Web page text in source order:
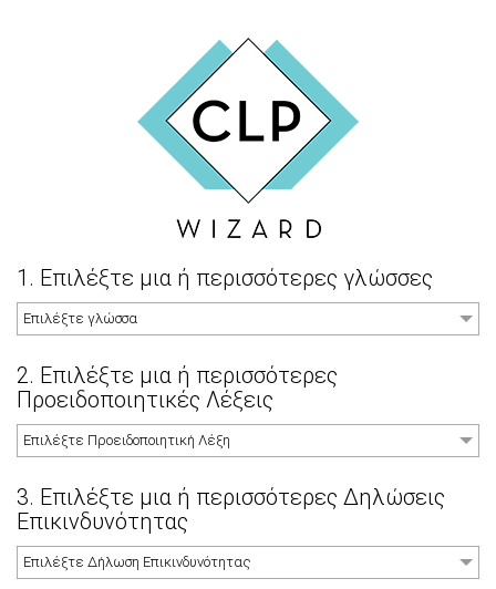
1. Επιλέξτε μια ή περισσότερες γλώσσες
Επιλέξτε γλώσσα
2. Επιλέξτε μια ή περισσότερες
Προειδοποιητικές Λέξεις
Επιλέξτε Προειδοποιητική Λέξη
3. Επιλέξτε μια ή περισσότερες Δηλώσεις
Επικινδυνότητας
Επιλέξτε Δήλωση Επικινδυνότητας